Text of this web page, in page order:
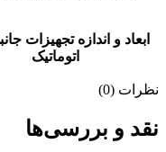
ابعاد و اندازه تجهیزات
اتوماتیک
نظرات (0)
نقد و بررسی‌ها